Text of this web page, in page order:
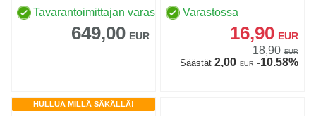
Tavarantoimittajan varastossa
649,00 EUR
Varastossa
16,90 EUR
18,90 EUR
Säästät2,00 EUR -10.58%
HULLUA MILLÄ SÄKÄLLÄ!